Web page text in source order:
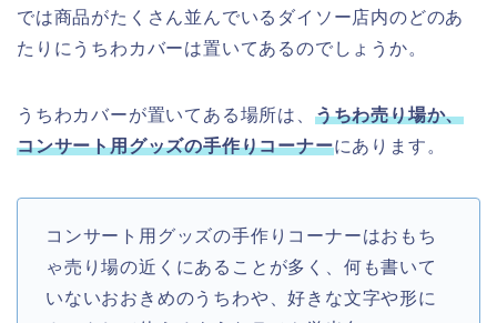
では商品がたくさん並んでいるダイソー店内のどのあ
たりにうちわカバーは置いてあるのでしょうか。
うちわカバーが置いてある場所は、 うちわ売り場か、
コンサート用グッズの手作りコーナーにあります。
コンサート用グッズの手作りコーナーはおもち
ゃ売り場の近くにあることが多く、何も書いて
いないおおきめのうちわや、好きな文字や形に